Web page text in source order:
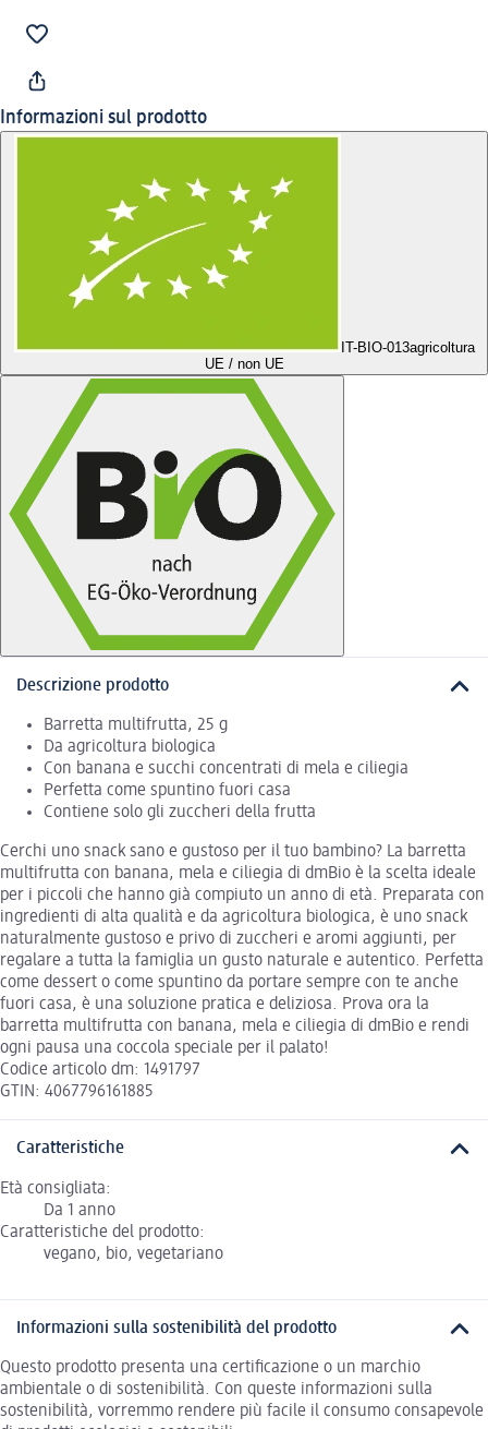
Informazioni sul prodotto
IT-BIO-013agricoltura
UE / non UE
Descrizione prodotto
Barretta multifrutta, 25 g
Da agricoltura biologica
Con banana e succhi concentrati di mela e ciliegia
Perfetta come spuntino fuori casa
Contiene solo gli zuccheri della frutta
Cerchi uno snack sano e gustoso per il tuo bambino? La barretta
multifrutta con banana, mela e ciliegia di dmBio è la scelta ideale
per i piccoli che hanno già compiuto un anno di età. Preparata con
ingredienti di alta qualità e da agricoltura biologica, è uno snack
naturalmente gustoso e privo di zuccheri e aromi aggiunti, per
regalare a tutta la famiglia un gusto naturale e autentico. Perfetta
come dessert o come spuntino da portare sempre con te anche
fuori casa, è una soluzione pratica e deliziosa. Prova ora la
barretta multifrutta con banana, mela e ciliegia di dmBio e rendi
ogni pausa una coccola speciale per il palato!
Codice articolo dm: 1491797
GTIN: 4067796161885
Caratteristiche
Età consigliata:
Da 1 anno
Caratteristiche del prodotto:
vegano, bio, vegetariano
Informazioni sulla sostenibilità del prodotto
Questo prodotto presenta una certificazione o un marchio
ambientale o di sostenibilità. Con queste informazioni sulla
sostenibilità, vorremmo rendere più facile il consumo consapevole